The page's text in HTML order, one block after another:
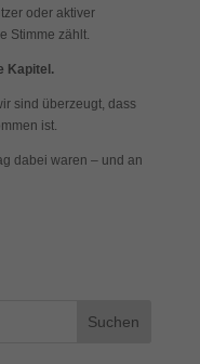
oder aktiver
Stimme zählt.
Kapitel.
sind überzeugt, dass
ist.
dabei waren – und an